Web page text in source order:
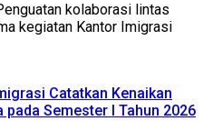
kolaborasi lintas
kegiatan Kantor Imigrasi
Catatkan Kenaikan
pada Semester I Tahun 2026